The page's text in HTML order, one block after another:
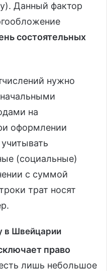
Данный фактор
состоятельных
нужно
на
оформлении
(социальные)
с суммой
трат носят
в Швейцарии
право
лишь небольшое